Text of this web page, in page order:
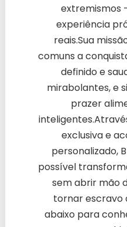
extremismos
experiência
reais.Sua
comuns a
definido e
mirabolantes, e
prazer
exclusiva e
personalizado,
possível
sem abrir mão
tornar escravo
abaixo para